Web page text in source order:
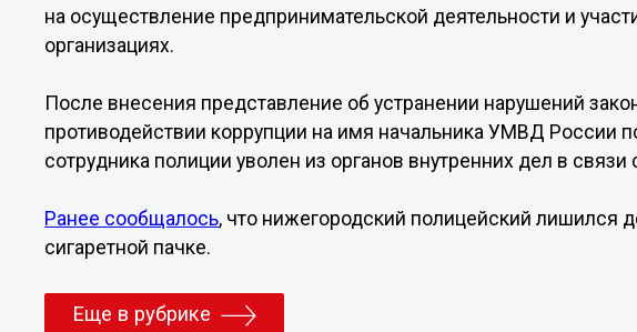
на осуществление предпринимательской деятельности и
организациях.
После внесения представление об устранении нарушений
противодействии коррупции на имя начальника УМВД России
сотрудника полиции уволен из органов внутренних дел в связи
Ранее сообщалось, что нижегородский полицейский лишился
сигаретной пачке.
Еще в рубрике